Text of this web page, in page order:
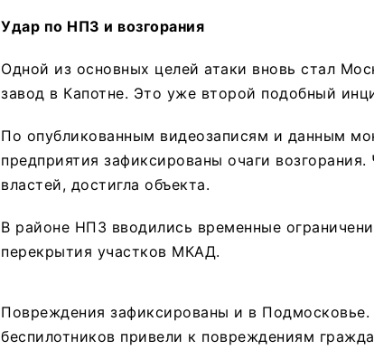
Удар по НПЗ и возгорания
Одной из основных целей атаки вновь стал
завод в Капотне. Это уже второй подобный
По опубликованным видеозаписям и данным
предприятия зафиксированы очаги
властей, достигла объекта.
В районе НПЗ вводились временные
перекрытия участков МКАД.
Повреждения зафиксированы и в
беспилотников привели к повреждениям